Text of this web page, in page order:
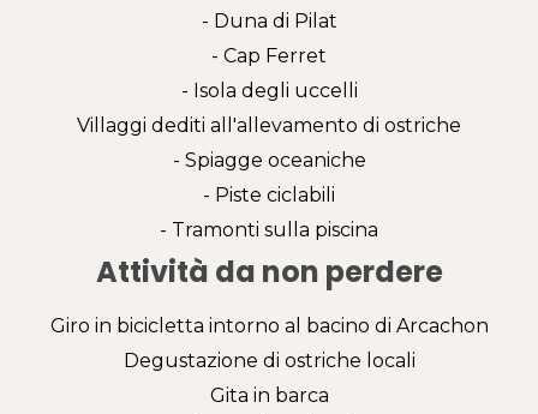
- Duna di Pilat
- Cap Ferret
- Isola degli uccelli
Villaggi dediti all'allevamento di ostriche
- Spiagge oceaniche
- Piste ciclabili
- Tramonti sulla piscina
Attività da non perdere
Giro in bicicletta intorno al bacino di Arcachon
Degustazione di ostriche locali
Gita in barca